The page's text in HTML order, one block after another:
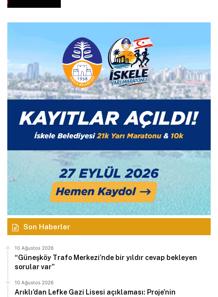
Son Haberler
10 Ağustos 2026
“Güneşköy Trafo Merkezi’nde bir yıldır cevap bekleyen
sorular var”
10 Ağustos 2026
Arıklı’dan Lefke Gazi Lisesi açıklaması: Proje’nin